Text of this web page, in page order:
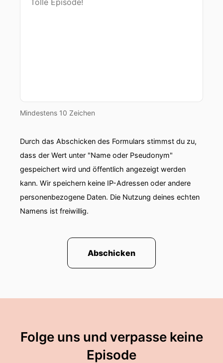
Mindestens 10 Zeichen
Durch das Abschicken des Formulars stimmst du zu,
dass der Wert unter "Name oder Pseudonym"
gespeichert wird und öffentlich angezeigt werden
kann. Wir speichern keine IP-Adressen oder andere
personenbezogene Daten. Die Nutzung deines echten
Namens ist freiwillig.
Abschicken
Folge uns und verpasse keine
Episode